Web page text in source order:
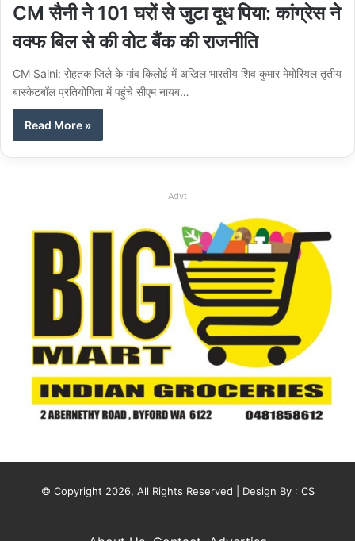
CM सैनी ने 101 घरों से जुटा दूध पिया: कांग्रेस ने
वक्फ बिल से की वोट बैंक की राजनीति
CM Saini: रोहतक जिले के गांव किलोई में अखिल भारतीय शिव कुमार मेमोरियल तृतीय
बास्केटबॉल प्रतियोगिता में पहुंचे सीएम नायब…
Read More »
Advt
© Copyright 2026, All Rights Reserved | Design By : CS